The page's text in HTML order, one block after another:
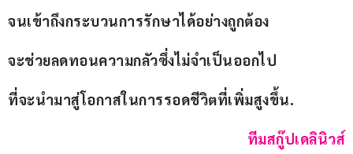
จนเข้าถึงกระบวนการรักษาได้อย่างถูกต้อง
จะช่วยลดทอนความกลัวซึ่งไม่จำเป็นออกไป
ที่จะนำมาสู่โอกาสในการรอดชีวิตที่เพิ่มสูงขึ้น.
ทีมสกู๊ปเดลินิวส์